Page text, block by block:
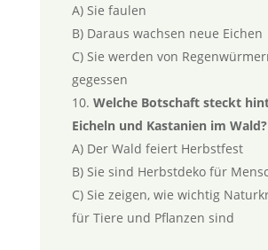
A) Sie faulen
B) Daraus wachsen neue Eichen
C) Sie werden von
gegessen
Welche Botschaft steckt
Eicheln und Kastanien im Wald?
A) Der Wald feiert Herbstfest
B) Sie sind Herbstdeko für
C) Sie zeigen, wie wichtig
für Tiere und Pflanzen sind